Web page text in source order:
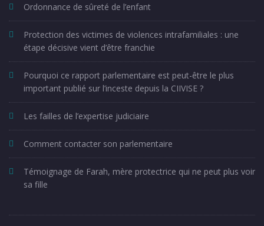
Ordonnance de sûreté de l’enfant
Protection des victimes de violences intrafamiliales : une
étape décisive vient d’être franchie
Pourquoi ce rapport parlementaire est peut-être le plus
important publié sur l’inceste depuis la CIIVISE ?
Les failles de l’expertise judiciaire
Comment contacter son parlementaire
Témoignage de Farah, mère protectrice qui ne peut plus voir
sa fille